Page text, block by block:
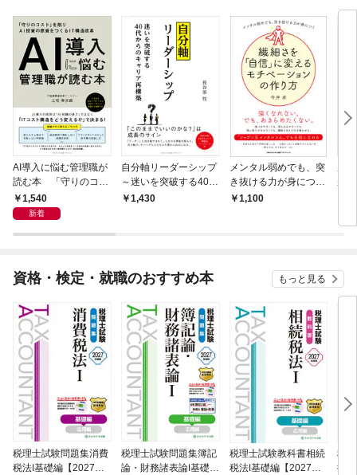
AI導入に悩む管理職が
読む本 「守りのコス
ト」を削りAI投資の原
資をつくるIT構造改革
1,540
新着
自分軸リーダーシップ
～迷いを突破する40
代からのキャリア再構
1,430
メンタル弱めでも、突
き抜ける力が身につ
く 繊細さを「自信」
1,100
が
資格・検定・就職のおすすめ本 もっと見る
税理士試験問題集消費
税法Ⅰ基礎編【2027年
税理士試験問題集簿記
論・財務諸表論Ⅰ基礎編
税理士試験教科書相続
税法Ⅰ基礎編【2027年
税
徴